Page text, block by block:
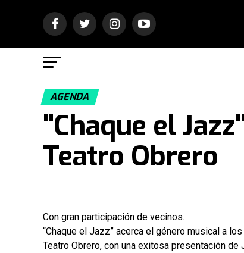
AGENDA
"Chaque el
Teatro Obrero
Con gran participación de vecinos.
“Chaque el Jazz” acerca el género musical a
Teatro Obrero, con una exitosa presentación de